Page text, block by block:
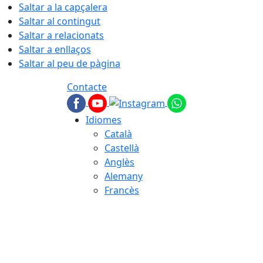
Saltar a la capçalera
Saltar al contingut
Saltar a relacionats
Saltar a enllaços
Saltar al peu de pàgina
Contacte
Idiomes
Català
Castellà
Anglès
Alemany
Francès